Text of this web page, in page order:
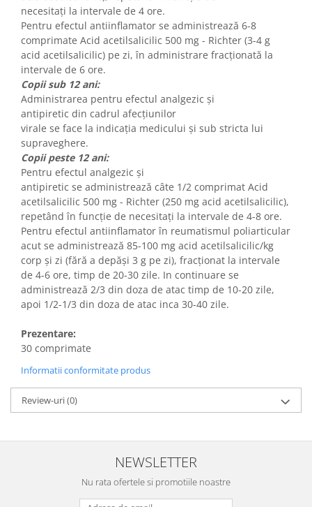
necesitați la intervale de 4 ore.
Pentru efectul antiinflamator se administrează 6-8
comprimate Acid acetilsalicilic 500 mg - Richter (3-4 g
acid acetilsalicilic) pe zi, în administrare fracționată la
intervale de 6 ore.
Copii sub 12 ani:
Administrarea pentru efectul analgezic și
antipiretic din cadrul afecțiunilor
virale se face la indicația medicului și sub stricta lui
supraveghere.
Copii peste 12 ani:
Pentru efectul analgezic și
antipiretic se administrează câte 1/2 comprimat Acid
acetilsalicilic 500 mg - Richter (250 mg acid acetilsalicilic),
repetând în funcție de necesitați la intervale de 4-8 ore.
Pentru efectul antiinflamator în reumatismul poliarticular
acut se administrează 85-100 mg acid acetilsalicilic/kg
corp și zi (fără a depăși 3 g pe zi), fracționat la intervale
de 4-6 ore, timp de 20-30 zile. In continuare se
administrează 2/3 din doza de atac timp de 10-20 zile,
apoi 1/2-1/3 din doza de atac inca 30-40 zile.
Prezentare:
30 comprimate
Informatii conformitate produs
Review-uri(0)
NEWSLETTER
Nu rata ofertele si promotiile noastre